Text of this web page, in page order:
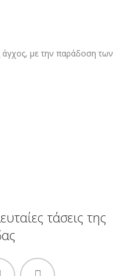
με την παράδοση των
τάσεις της